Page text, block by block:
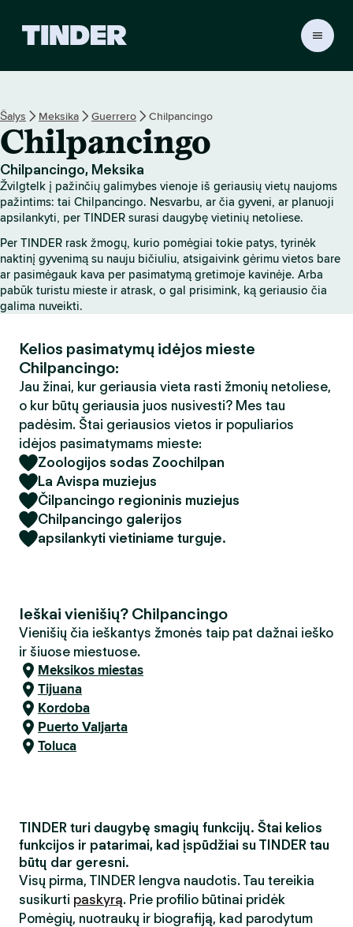
R
p
a
g
r
i
n
n
i
s
Šalys Meksika Guerrero Chilpancingo
Chilpancingo
Chilpancingo, Meksika
Žvilgtelk į pažinčių galimybes vienoje iš geriausių vietų naujoms
pažintims: tai Chilpancingo. Nesvarbu, ar čia gyveni, ar planuoji
apsilankyti, per TINDER surasi daugybę vietinių netoliese.
Per TINDER rask žmogų, kurio pomėgiai tokie patys, tyrinėk
naktinį gyvenimą su nauju bičiuliu, atsigaivink gėrimu vietos bare
ar pasimėgauk kava per pasimatymą gretimoje kavinėje. Arba
pabūk turistu mieste ir atrask, o gal prisimink, ką geriausio čia
galima nuveikti.
Kelios pasimatymų idėjos mieste
Chilpancingo:
Jau žinai, kur geriausia vieta rasti žmonių netoliese,
o kur būtų geriausia juos nusivesti? Mes tau
padėsim. Štai geriausios vietos ir populiarios
idėjos pasimatymams mieste:
Zoologijos sodas Zoochilpan
La Avispa muziejus
Čilpancingo regioninis muziejus
Chilpancingo galerijos
apsilankyti vietiniame turguje.
Ieškai vienišių? Chilpancingo
Vienišių čia ieškantys žmonės taip pat dažnai ieško
ir šiuose miestuose.
Meksikos miestas
Tijuana
Kordoba
Puerto Valjarta
Toluca
TINDER turi daugybę smagių funkcijų. Štai kelios
funkcijos ir patarimai, kad įspūdžiai su TINDER tau
būtų dar geresni.
Visų pirma, TINDER lengva naudotis. Tau tereikia
susikurti paskyrą. Prie profilio būtinai pridėk
Pomėgių, nuotraukų ir biografiją, kad parodytum